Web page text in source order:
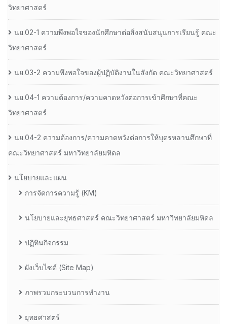
วิทยาศาสตร์
นย.02-1 ความพึงพอใจของนักศึกษาต่อสิ่งสนับสนุนการเรียนรู้ คณะ
วิทยาศาสตร์
นย.03-2 ความพึงพอใจของผู้ปฏิบัติงานในสังกัด คณะวิทยาศาสตร์
นย.04-1 ความต้องการ/ความคาดหวังต่อการเข้าศึกษาที่คณะ
วิทยาศาสตร์
นย.04-2 ความต้องการ/ความคาดหวังต่อการให้บุตรหลานศึกษาที่
คณะวิทยาศาสตร์ มหาวิทยาลัยมหิดล
นโยบายและแผน
การจัดการความรู้ (KM)
นโยบายและยุทธศาสตร์ คณะวิทยาศาสตร์ มหาวิทยาลัยมหิดล
ปฏิทินกิจกรรม
ผังเว็บไซต์ (Site Map)
ภาพรวมกระบวนการทำงาน
ยุทธศาสตร์